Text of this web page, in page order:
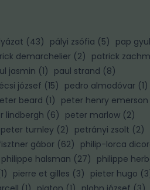
(43) pályi zsófia (5) pap
demarchelier (2) patrick
jasmin (1) paul strand (8)
józsef (15) pedro almodóvar (1)
beard (1) peter henry emerson
lindbergh (6) peter marlow (2)
peter turnley (2) petrányi zsolt (2)
gábor (62) philip-lorca
philippe halsman (27) philippe
1) pierre et gilles (3) pieter hugo (3